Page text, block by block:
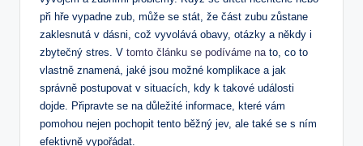
při hře vypadne zub, může se stát, že část zubu zůstane
zaklesnutá v dásni, což vyvolává obavy, otázky a někdy i
zbytečný stres. V tomto článku se podíváme nato, co to
vlastně znamená, jaké jsou možné komplikace a jak
správně postupovat v situacích, kdy k takové události
dojde. Připravte se na důležité informace, které vám
pomohou nejen pochopit tento běžný jev, ale také se s ním
efektivně vypořádat.